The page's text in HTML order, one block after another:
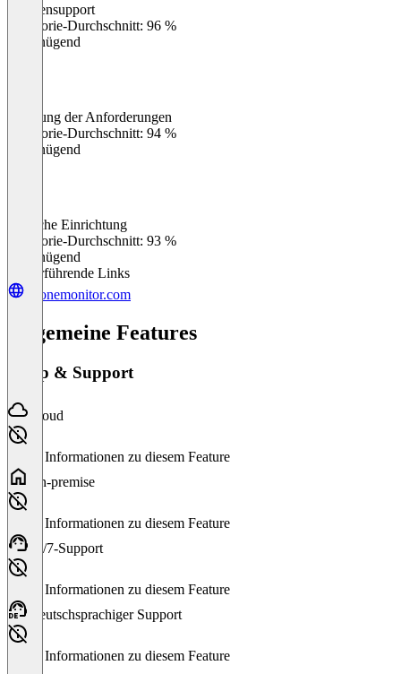
Kundensupport
Kategorie-Durchschnitt: 96 %
Ungenügend
Erfüllung der Anforderungen
Kategorie-Durchschnitt: 94 %
Ungenügend
Einfache Einrichtung
Kategorie-Durchschnitt: 93 %
Ungenügend
Weiterführende Links
phonemonitor.com
Allgemeine Features
Setup & Support
Cloud
Keine Informationen zu diesem Feature
On-premise
Keine Informationen zu diesem Feature
24/7-Support
Keine Informationen zu diesem Feature
Deutschsprachiger Support
Keine Informationen zu diesem Feature